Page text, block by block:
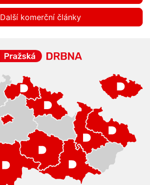
Další komerční články